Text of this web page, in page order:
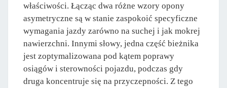
właściwości. Łącząc dwa różne wzory opony
asymetryczne są w stanie zaspokoić specyficzne
wymagania jazdy zarówno na suchej i jak mokrej
nawierzchni. Innymi słowy, jedna część bieżnika
jest zoptymalizowana pod kątem poprawy
osiągów i sterowności pojazdu, podczas gdy
druga koncentruje się na przyczepności. Z tego